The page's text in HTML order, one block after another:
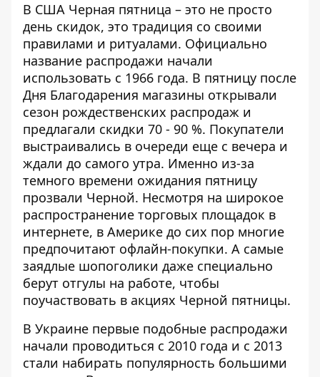
В США Черная пятница – это не просто
день скидок, это традиция со своими
правилами и ритуалами. Официально
название распродажи начали
использовать с 1966 года. В пятницу после
Дня Благодарения магазины открывали
сезон рождественских распродаж и
предлагали скидки 70 - 90 %. Покупатели
выстраивались в очереди еще с вечера и
ждали до самого утра. Именно из-за
темного времени ожидания пятницу
прозвали Черной. Несмотря на широкое
распространение торговых площадок в
интернете, в Америке до сих пор многие
предпочитают офлайн-покупки. А самые
заядлые шопоголики даже специально
берут отгулы на работе, чтобы
поучаствовать в акциях Черной пятницы.
В Украине первые подобные распродажи
начали проводиться с 2010 года и с 2013
стали набирать популярность большими